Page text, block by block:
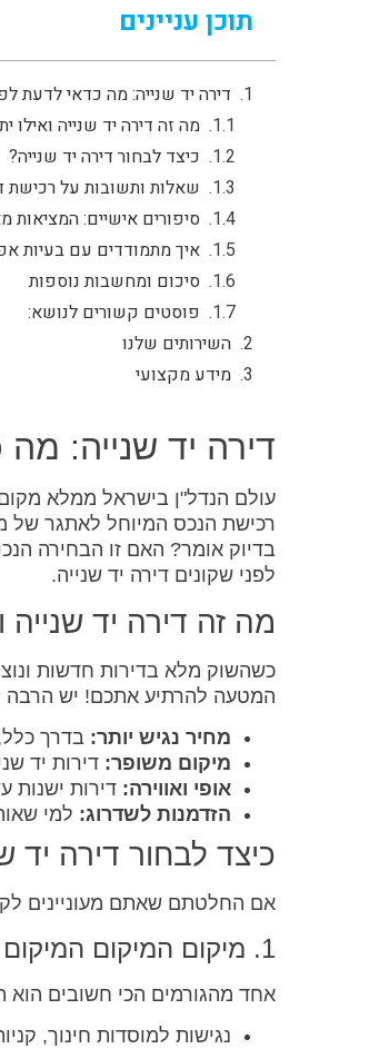
תוכן עניינים
דירה יד שנייה: מה כדאי לדעת
מה זה דירה יד שנייה ואילו
כיצד לבחור דירה יד שנייה?
שאלות ותשובות על רכישת
סיפורים אישיים: המציאות
איך מתמודדים עם בעיות
סיכום ומחשבות נוספות
פוסטים קשורים לנושא:
השירותים שלנו
מידע מקצועי
דירה יד שנייה:
עולם הנדל"ן בישראל ממלא
רכישת הנכס המיוחל לאתגר של
בדיוק אומר? האם זו הבחירה
לפני שקונים דירה יד שנייה.
מה זה דירה יד שנייה
כשהשוק מלא בדירות חדשות
המטעה להרתיע אתכם! יש הרבה
מחיר נגיש יותר: בדרך
מיקום משופר: דירות יד
אופי ואווירה: דירות ישנות
הזדמנות לשדרוג: למי
כיצד לבחור דירה יד
אם החלטתם שאתם מעוניינים
1. מיקום המיקום המיקום
אחד מהגורמים הכי חשובים הוא
נגישות למוסדות חינוך,